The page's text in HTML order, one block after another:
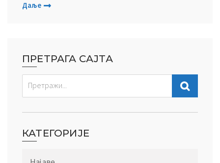
Даље
ПРЕТРАГА САЈТА
КАТЕГОРИЈЕ